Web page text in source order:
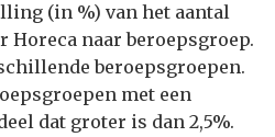
(in %) van het aantal
Horeca naar beroepsgroep.
beroepsgroepen.
met een
dat groter is dan 2,5%.